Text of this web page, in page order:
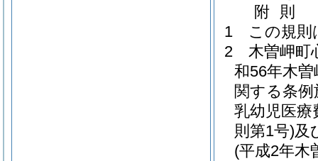
附 則
1
この規則
2
木曽岬町
和56年木
関する条
乳幼児医療
則第1号)及
(平成2年木